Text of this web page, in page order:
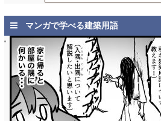
マンガで学べる建築用語